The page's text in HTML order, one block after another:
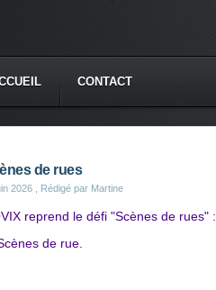
CONTACT
de rues
2026 , Rédigé par Martine
reprend le défi "Scènes de rues" :